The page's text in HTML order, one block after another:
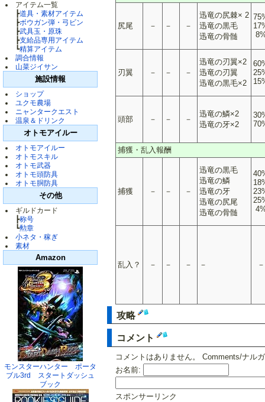
アイテム一覧
┣道具・素材アイテム
┣ボウガン弾・弓ビン
┣武具玉・原珠
┣支給品専用アイテム
┗精算アイテム
調合情報
山菜ジイサン
施設情報
ショップ
ユクモ農場
ニャンタークエスト
温泉＆ドリンク
オトモアイルー
オトモアイルー
オトモスキル
オトモ武器
オトモ頭防具
オトモ胴防具
その他
ギルドカード
┣称号
┗勲章
小ネタ・稼ぎ
素材
Amazon
モンスターハンター ポータ
ブル3rd スタートダッシュ
ブック
尻尾 － － －
迅竜の尻棘× 2
迅竜の黒毛
迅竜の骨髄
刃翼 － － －
迅竜の刃翼×2
迅竜の刃翼
迅竜の黒毛×2
頭部 － － －
迅竜の鱗×2
迅竜の牙×2
捕獲・乱入報酬
捕獲 － － －
迅竜の黒毛
迅竜の鱗
迅竜の牙
迅竜の尻尾
迅竜の骨髄
乱入？ － － － － －
攻略
コメント
コメントはありません。 Comments/ナル
お名前:
スポンサーリンク